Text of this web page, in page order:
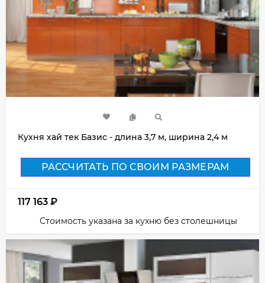
Кухня хай тек Базис - длина 3,7 м, ширина 2,4 м
РАССЧИТАТЬ ПО СВОИМ РАЗМЕРАМ
117 163 ₽
Стоимость указана за кухню без столешницы